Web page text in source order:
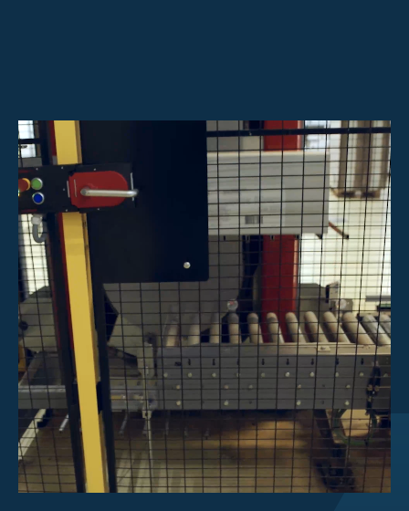
À propos de Scott
Carrières
Informations & Événements